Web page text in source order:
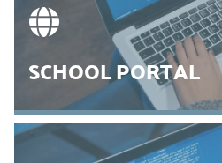
SCHOOL PORTAL